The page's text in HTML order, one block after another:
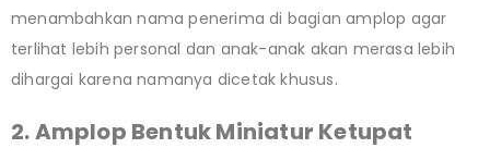
menambahkan nama penerima di bagian amplop agar
terlihat lebih personal dan anak-anak akan merasa lebih
dihargai karena namanya dicetak khusus.
2. Amplop Bentuk Miniatur Ketupat